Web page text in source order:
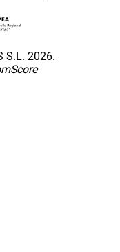
S.L. 2026.